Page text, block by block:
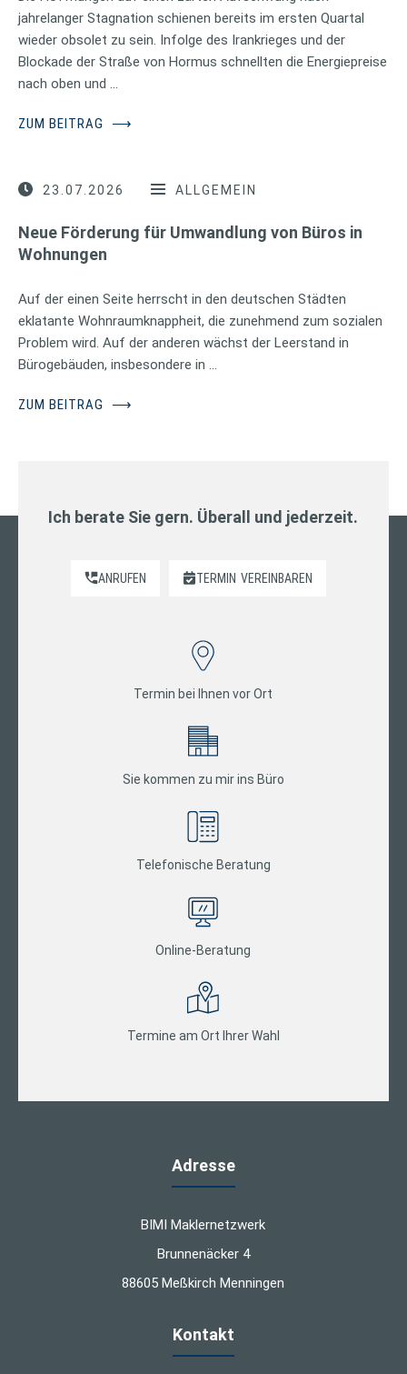
jahrelanger Stagnation schienen bereits im ersten Quartal
wieder obsolet zu sein. Infolge des Irankrieges und der
Blockade der Straße von Hormus schnellten die Energiepreise
nach oben und …
ZUM BEITRAG ⟶
23.07.2026 ALLGEMEIN
Neue Förderung für Umwandlung von Büros in
Wohnungen
Auf der einen Seite herrscht in den deutschen Städten
eklatante Wohnraumknappheit, die zunehmend zum sozialen
Problem wird. Auf der anderen wächst der Leerstand in
Bürogebäuden, insbesondere in …
ZUM BEITRAG ⟶
Ich berate Sie gern. Überall und jederzeit.
ANRUFEN TERMIN VEREINBAREN
Termin bei Ihnen vor Ort
Sie kommen zu mir ins Büro
Telefonische Beratung
Online-Beratung
Termine am Ort Ihrer Wahl
Adresse
BIMI Maklernetzwerk
Brunnenäcker 4
88605 Meßkirch Menningen
Kontakt